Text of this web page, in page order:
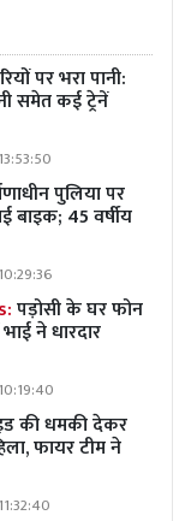
पर भरा पानी:
समेत कई ट्रेनें
पुलिया पर
बाइक; 45 वर्षीय
पड़ोसी के घर फोन
ने धारदार
की धमकी देकर
फायर टीम ने